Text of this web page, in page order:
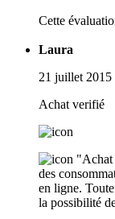
Cette
Laura
21 juillet 2015
Achat verifié
"Achat
des
en ligne.
la possibilité